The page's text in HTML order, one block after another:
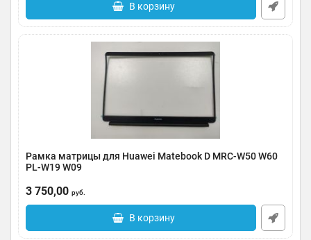
В корзину
Рамка матрицы для Huawei Matebook D MRC-W50 W60
PL-W19 W09
3 750,00 руб.
В корзину